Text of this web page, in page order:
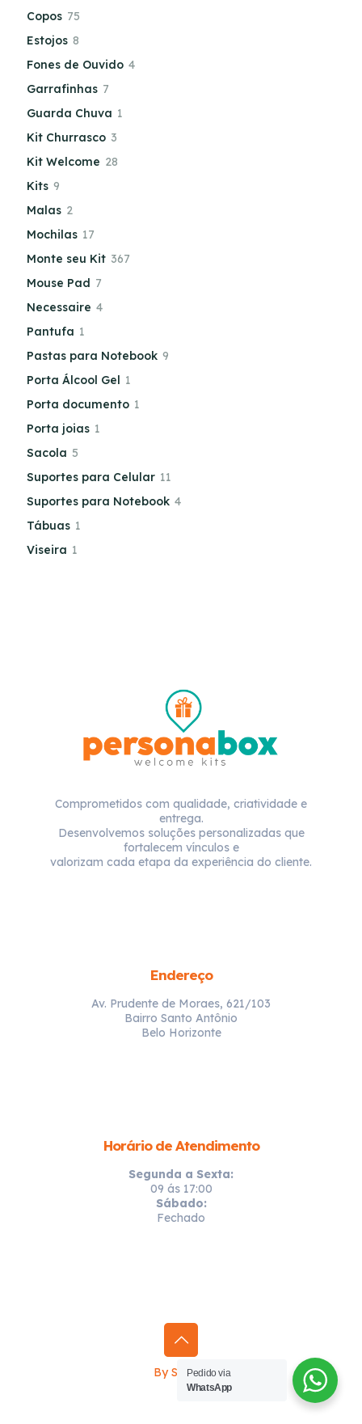
Copos 75
Estojos 8
Fones de Ouvido 4
Garrafinhas 7
Guarda Chuva 1
Kit Churrasco 3
Kit Welcome 28
Kits 9
Malas 2
Mochilas 17
Monte seu Kit 367
Mouse Pad 7
Necessaire 4
Pantufa 1
Pastas para Notebook 9
Porta Álcool Gel 1
Porta documento 1
Porta joias 1
Sacola 5
Suportes para Celular 11
Suportes para Notebook 4
Tábuas 1
Viseira 1
Comprometidos com qualidade, criatividade e
entrega.
Desenvolvemos soluções personalizadas que
fortalecem vínculos e
valorizam cada etapa da experiência do cliente.
Endereço
Av. Prudente de Moraes, 621/103
Bairro Santo Antônio
Belo Horizonte
Horário de Atendimento
Segunda a Sexta:
09 ás 17:00
Sábado:
Fechado
By SprintyPedido via
WhatsApp